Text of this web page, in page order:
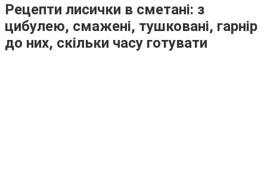
Рецепти лисички в сметані: з
цибулею, смажені, тушковані, гарнір
до них, скільки часу готувати